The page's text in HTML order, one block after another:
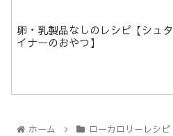
卵・乳製品なしのレシピ【シュタ
イナーのおやつ】
ホーム ローカロリーレシピ